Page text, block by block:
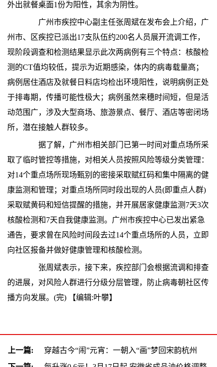
外出就餐桌面1份为阳性，其余为阴性。
广州市疾控中心副主任张周斌在发布会上介绍，广
州市、区疾控已派出17支队伍约200名人员展开流调工作，
现阶段调查和检测结果显示此次两病例有三个特点：核酸检
测的CT值均较低，提示为近期感染，体内的病毒载量高；
病例居住酒店及就餐日料店均检出环境阳性，说明病例正处
于排毒期，传播可能性极大；病例虽然来穗时间短，但是活
动范围广，涉及大型商场、旅游景点、餐厅、酒店等密闭场
所，潜在接触人群较多。
据了解，广州市相关部门已第一时间对重点场所采
取了临时管控等措施，对相关人员按照风险等级分类管理：
对14个重点场所现场甄别的密接采取赋红码和集中隔离的健
康监测和管理；对重点场所同时段出现的人员(即重点人群)
采取赋黄码和短信提醒的措施，并开展居家健康监测7天3次
核酸检测和7天自我健康监测。广州市疾控中心已发出紧急
通告，要求曾在风险时间段去过14个重点场所的人员，立即
向社区报备并做好健康管理和核酸检测。
张周斌表示，接下来，疾控部门会根据流调和排查
的进展，对风险人群进行分级分层管理，防止病毒朝社区传
播方向发展。(完)
【编辑:叶攀】
上一篇:
穿越古今“闹”元宵：一朝入“画”梦回宋韵杭州